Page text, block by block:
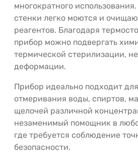
многократного
стенки легко моются и
реагентов. Благодаря
прибор можно подвергать
термической стерилизации,
деформации.
Прибор идеально подходит
отмеривания воды, спиртов,
щелочей различной
незаменимый помощник в
где требуется соблюдение
безопасности.